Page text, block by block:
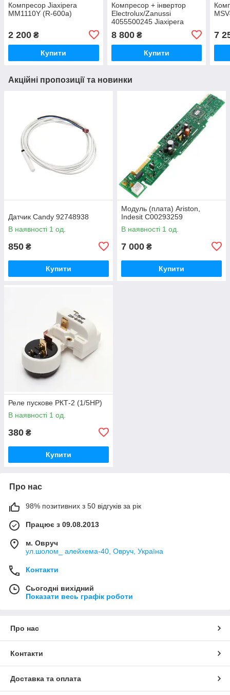
Компресор Jiaxipera
MM1110Y (R-600a)
2 200 ₴
Купити
Компресор + інвертор
Electrolux/Zanussi
4055500245 Jiaxipera
8 800₴
Купити
7
Акційні пропозиції та новинки
Датчик Candy 92748938
В наявності 1 од.
850 ₴
Купити
Модуль (плата) Ariston,
Indesit C00293259
В наявності 1 од.
7 000 ₴
Купити
Реле пускове РКТ-2 (1/5HP)
В наявності 1 од.
380 ₴
Купити
Про нас
98% позитивних з 50 відгуків за рік
Працює з 09.08.2013
м. Овруч
ул.шолом_ алейхема-40, Овруч, Україна
Контакти
Сьогодні вихідний
Показати весь графік роботи
Про нас
Контакти
Доставка та оплата